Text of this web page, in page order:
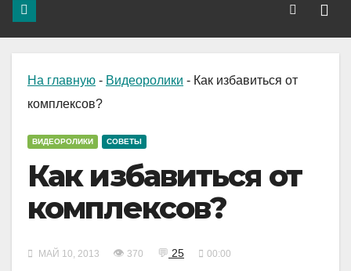
На главную - Видеоролики - Как избавиться от
комплексов?
ВИДЕОРОЛИКИ СОВЕТЫ
Как избавиться от
комплексов?
МАЙ 10, 2013 👁 370 💬 25 00:00